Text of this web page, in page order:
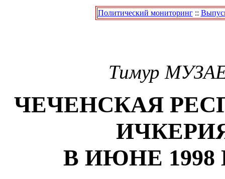
Политический мониторинг::
Тимур
ЧЕЧЕНСКАЯ
В ИЮНЕ 1998